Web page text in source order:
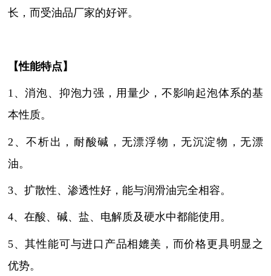
长，而受油品厂家的好评。
【性能特点】
1、消泡、抑泡力强，用量少，不影响起泡体系的基
本性质。
2、不析出，耐酸碱，无漂浮物，无沉淀物，无漂
油。
3、扩散性、渗透性好，能与润滑油完全相容。
4、在酸、碱、盐、电解质及硬水中都能使用。
5、其性能可与进口产品相媲美，而价格更具明显之
优势。